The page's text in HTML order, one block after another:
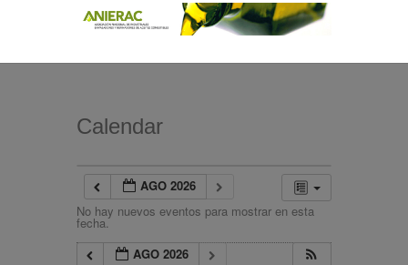
Calendar
AGO 2026
No hay nuevos eventos para mostrar en esta
fecha.
AGO 2026